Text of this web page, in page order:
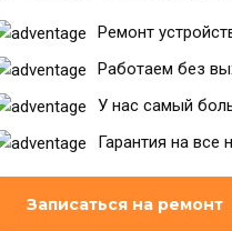
Ремонт
Работаем без
У нас самый
Гарантия на все
Записаться на ремонт